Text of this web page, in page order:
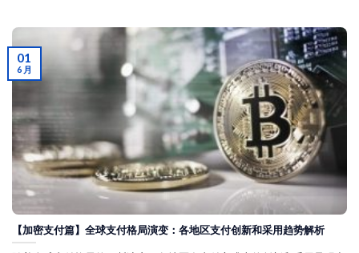
【加密支付篇】全球支付格局演变：各地区支付创新和采用趋势解析
01
6 月